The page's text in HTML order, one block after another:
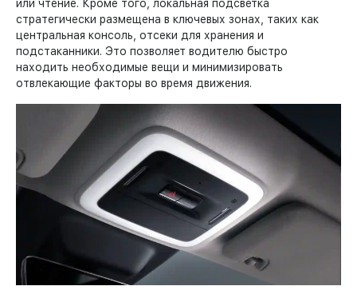
или чтение. Кроме того, локальная подсветка
стратегически размещена в ключевых зонах, таких как
центральная консоль, отсеки для хранения и
подстаканники. Это позволяет водителю быстро
находить необходимые вещи и минимизировать
отвлекающие факторы во время движения.